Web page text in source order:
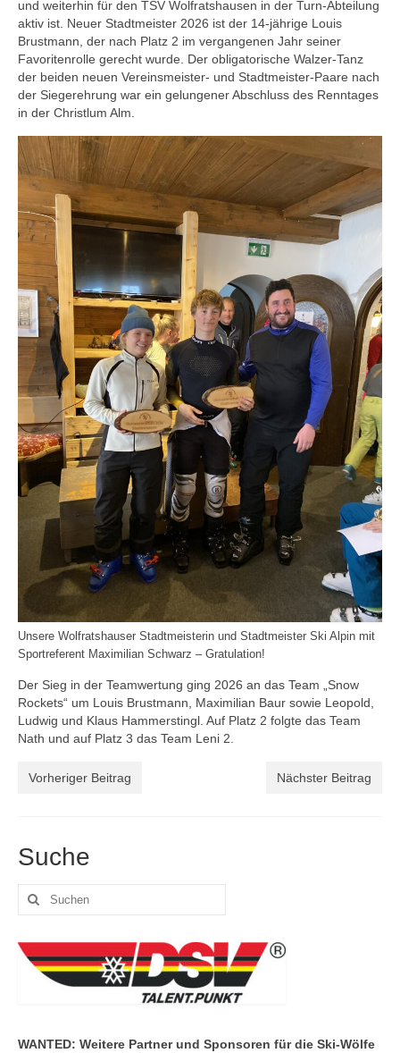
und weiterhin für den TSV Wolfratshausen in der Turn-Abteilung
aktiv ist. Neuer Stadtmeister 2026 ist der 14-jährige Louis
Brustmann, der nach Platz 2 im vergangenen Jahr seiner
Favoritenrolle gerecht wurde. Der obligatorische Walzer-Tanz
der beiden neuen Vereinsmeister- und Stadtmeister-Paare nach
der Siegerehrung war ein gelungener Abschluss des Renntages
in der Christlum Alm.
Unsere Wolfratshauser Stadtmeisterin und Stadtmeister Ski Alpin mit
Sportreferent Maximilian Schwarz – Gratulation!
Der Sieg in der Teamwertung ging 2026 an das Team „Snow
Rockets“ um Louis Brustmann, Maximilian Baur sowie Leopold,
Ludwig und Klaus Hammerstingl. Auf Platz 2 folgte das Team
Nath und auf Platz 3 das Team Leni 2.
Vorheriger Beitrag Nächster Beitrag
Suche
Suchen
nach:
WANTED: Weitere Partner und Sponsoren für die Ski-Wölfe